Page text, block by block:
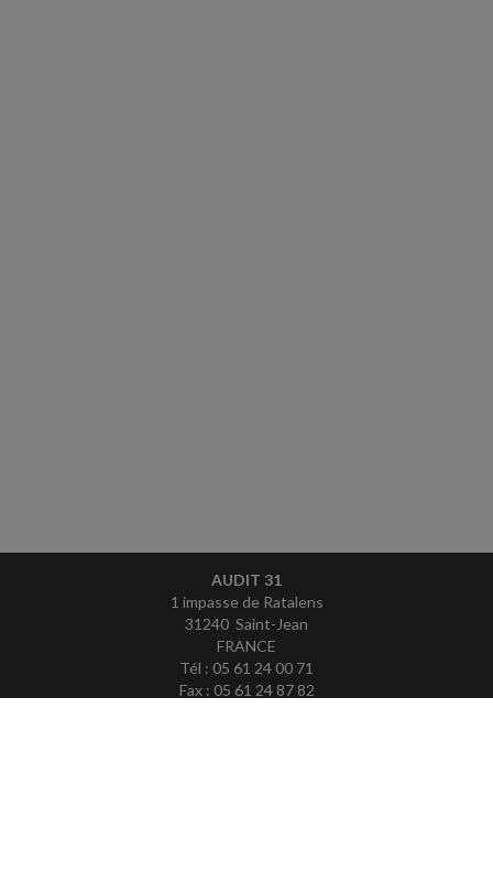
AUDIT 31
1 impasse de Ratalens
31240 Saint-Jean
FRANCE
Tél : 05 61 24 00 71
Fax : 05 61 24 87 82